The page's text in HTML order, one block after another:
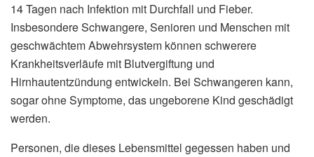
14 Tagen nach Infektion mit Durchfall und Fieber.
Insbesondere Schwangere, Senioren und Menschen mit
geschwächtem Abwehrsystem können schwerere
Krankheitsverläufe mit Blutvergiftung und
Hirnhautentzündung entwickeln. Bei Schwangeren kann,
sogar ohne Symptome, das ungeborene Kind geschädigt
werden.
Personen, die dieses Lebensmittel gegessen haben und